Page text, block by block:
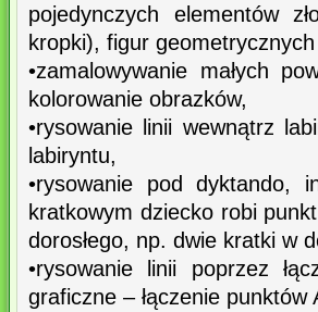
pojedynczych elementów
kropki), figur
•zamalowywanie małych
kolorowanie obrazków,
•rysowanie linii wewnątrz
labiryntu,
•rysowanie pod dyktando,
kratkowym dziecko robi
dorosłego, np. dwie kratki w
•rysowanie linii poprzez
graficzne – łączenie punktów